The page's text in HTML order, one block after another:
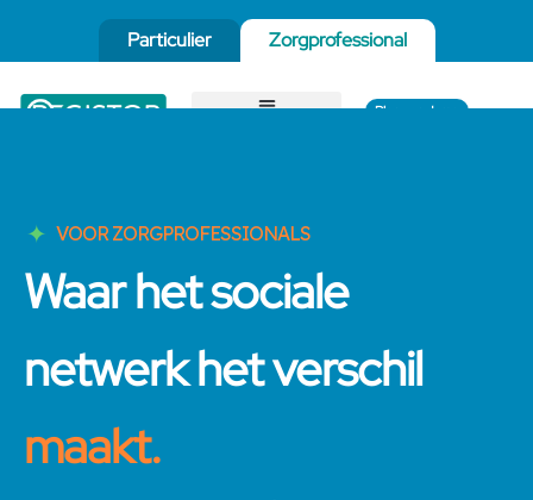
Particulier Zorgprofessional
Plan een demo
VOOR ZORGPROFESSIONALS
Waar het sociale
netwerk het verschil
maakt.